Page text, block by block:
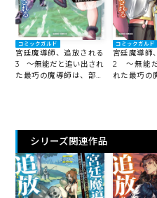
コミックガルド
宮廷魔導師、追放される
3 ～無能だと追い出され
た最巧の魔導師は、部下
コミックガルド
宮廷魔導師
2 ～無能
れた最巧の
シリーズ関連作品